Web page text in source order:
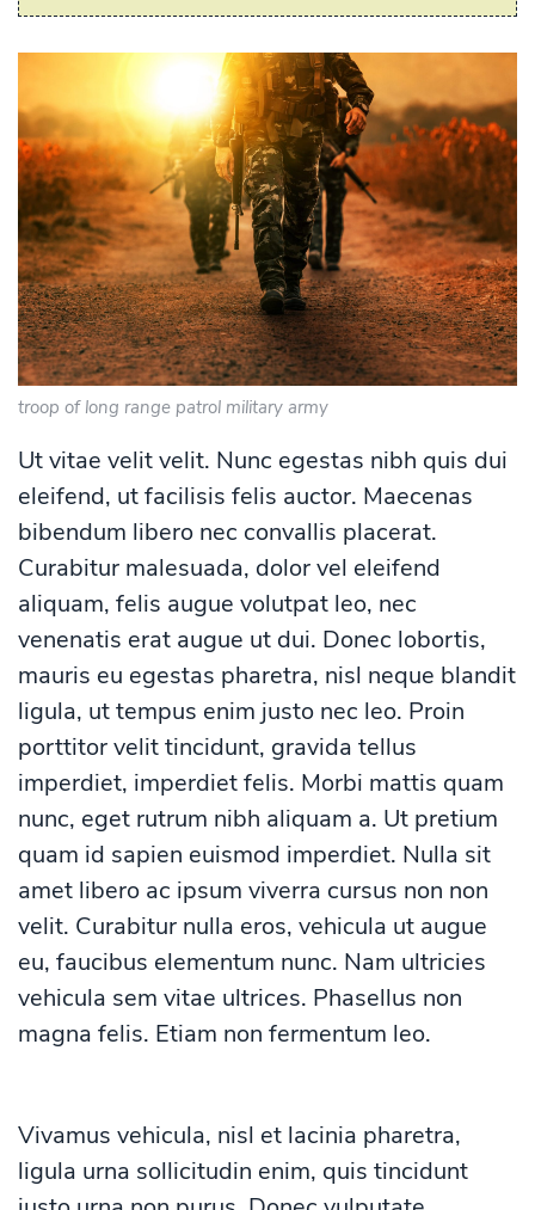
troop of long range patrol military army
Ut vitae velit velit. Nunc egestas nibh quis dui
eleifend, ut facilisis felis auctor. Maecenas
bibendum libero nec convallis placerat.
Curabitur malesuada, dolor vel eleifend
aliquam, felis augue volutpat leo, nec
venenatis erat augue ut dui. Donec lobortis,
mauris eu egestas pharetra, nisl neque blandit
ligula, ut tempus enim justo nec leo. Proin
porttitor velit tincidunt, gravida tellus
imperdiet, imperdiet felis. Morbi mattis quam
nunc, eget rutrum nibh aliquam a. Ut pretium
quam id sapien euismod imperdiet. Nulla sit
amet libero ac ipsum viverra cursus non non
velit. Curabitur nulla eros, vehicula ut augue
eu, faucibus elementum nunc. Nam ultricies
vehicula sem vitae ultrices. Phasellus non
magna felis. Etiam non fermentum leo.
Vivamus vehicula, nisl et lacinia pharetra,
ligula urna sollicitudin enim, quis tincidunt